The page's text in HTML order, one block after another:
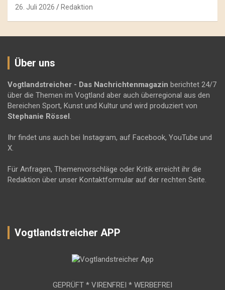
26. Juli 2026 Redaktion
Über uns
Vogtlandstreicher - Das Nachrichtenmagazin berichtet 24/7
über die Themen im Vogtland aber auch überregional aus den
Bereichen Sport, Kunst und Kultur und wird produziert von
Stephanie Rössel.
Ihr findet uns auch bei Instagram, auf Facebook, YouTube und
X.
Für Anfragen, Themenvorschläge oder Kritik erreicht ihr die
Redaktion über unser Kontaktformular auf der rechten Seite.
Vogtlandstreicher APP
GEPRÜFT * VIRENFREI * WERBEFREI